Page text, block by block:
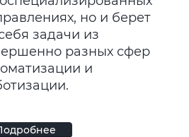
но и берет
задачи из
разных сфер
и